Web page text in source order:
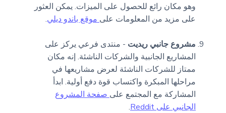
وهو مكان رائع للحصول على الميزات. يمكن العثور
على مزيد من المعلومات على موقع باندو ديلي.
مشروع جانبي ريديت - منتدى فرعي يركز على
المشاريع الجانبية والشركات الناشئة. إنه مكان
ممتاز للشركات الناشئة لعرض مشاريعها في
مراحلها المبكرة واكتساب قوة دفع أولية. ابدأ
المشاركة مع المجتمع على صفحة المشروع
الجانبي على Reddit
.